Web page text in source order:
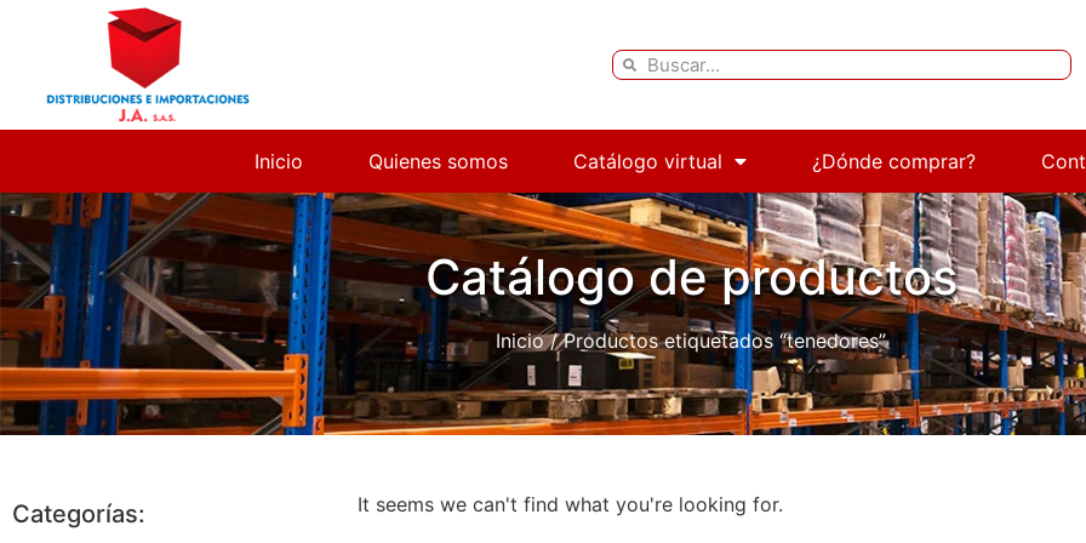
Inicio Quienes somos Catálogo virtual ¿Dónde comprar?
Catálogo de productos
Inicio/ Productos etiquetados “tenedores”
Categorías: It seems we can't find what you're looking for.